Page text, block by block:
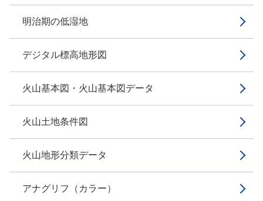
明治期の低湿地
デジタル標高地形図
火山基本図・火山基本図データ
火山土地条件図
火山地形分類データ
アナグリフ（カラー）